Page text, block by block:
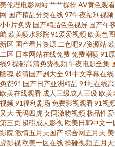
AV色导航 大香蕉久久 91免费观看网站
最新网址 黄色网页版 超碰自拍人人 91
站 亚洲情色国豆花 日本无码三级 久久
伊人影视97 日本在线免费网 久久精
91TV免费 四虎欧美性爱影院 欧美成
AV综合伦理 伊人大香啪啪 天美9l制片
美伦理电影网站艹艹操操AV黄色观
网 国产精品分类在线97午夜福利视频
小h片免费 国产精品色色视屏 国产午
航 欧美喷水影院 91爱爱视频欧美色
新区 国产看片资源 二色吧97资源站
二区 日本网站在线免费免费潮喷91
线9 操碰高清免费视频午夜电影全集
幽魂 超清国产剧大全91中文字幕在线
免费91 国产日产亚洲精品 91社在线
欧美在线观看 成人三级成人三级 欧美
视频91福利剧场 免费影视观看91视
又大无码四虎女同激吻视频极品性
第三页 超碰成人影视欧美日韩中文一
影院 激情五月天国产综合网五月天
虎影视欧美一区在线操碰视频五月